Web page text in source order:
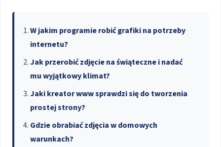
W jakim programie robić grafiki na potrzeby
internetu?
Jak przerobić zdjęcie na świąteczne i nadać
mu wyjątkowy klimat?
Jaki kreator www sprawdzi się do tworzenia
prostej strony?
Gdzie obrabiać zdjęcia w domowych
warunkach?